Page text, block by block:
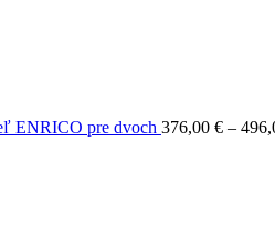
ENRICO pre dvoch 376,00 € –